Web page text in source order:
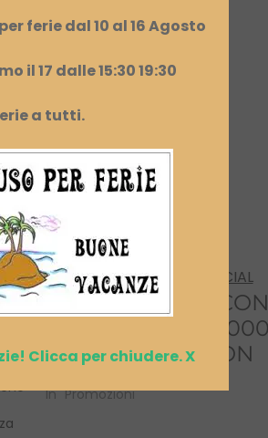
PASSA A WIND CON
ALL INCLUSIVE 1000
– LIMITED EDITION
In "Promozioni"
ferie dal 10 al 16 Agosto
il 17 dalle 15:30 19:30
a tutti.
Clicca per chiudere. X